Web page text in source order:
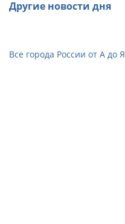
Другие новости дня
Все города России от А до Я